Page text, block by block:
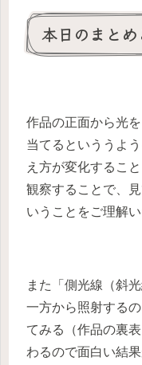
本日のまとめ
作品の正面から光
当てるといううよ
え方が変化するこ
観察することで、
いうことをご理解
また「側光線（斜
一方から照射する
てみる（作品の裏
わるので面白い結